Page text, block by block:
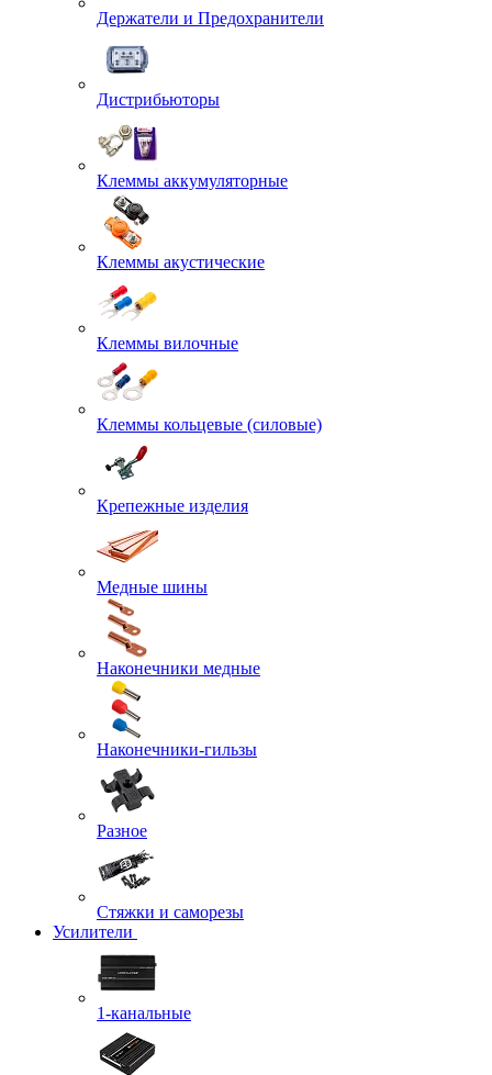
Держатели и Предохранители
Дистрибьюторы
Клеммы аккумуляторные
Клеммы акустические
Клеммы вилочные
Клеммы кольцевые (силовые)
Крепежные изделия
Медные шины
Наконечники медные
Наконечники-гильзы
Разное
Стяжки и саморезы
Усилители
1-канальные